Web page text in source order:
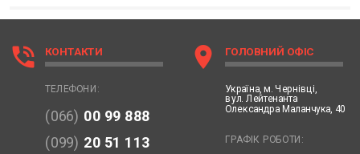
phone_in_talk КОНТАКТИ
ТЕЛЕФОНИ:
(066) 00 99 888
(099) 20 51 113
location_on ГОЛОВНИЙ ОФІС
Україна, м. Чернівці,
вул. Лейтенанта
Олександра Маланчука, 40
ГРАФІК РОБОТИ: